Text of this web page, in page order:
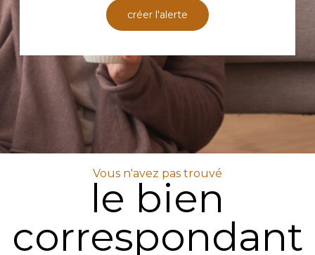
créer l'alerte
Vous n'avez pas trouvé
le bien
correspondant